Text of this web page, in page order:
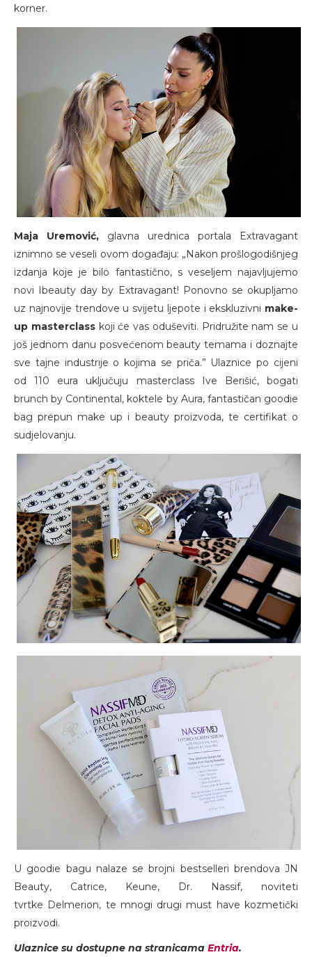
korner.
Maja Uremović, glavna urednica portala Extravagant
iznimno se veseli ovom događaju: „Nakon prošlogodišnjeg
izdanja koje je bilo fantastično, s veseljem najavljujemo
novi Ibeauty day by Extravagant! Ponovno se okupljamo
uz najnovije trendove u svijetu ljepote i ekskluzivni make-
up masterclasskoji će vas oduševiti. Pridružite nam se u
još jednom danu posvećenom beauty temama i doznajte
sve tajne industrije o kojima se priča.” Ulaznice po cijeni
od 110 eura uključuju masterclass Ive Berišić, bogati
brunch by Continental, koktele by Aura, fantastičan goodie
bag prepun make up i beauty proizvoda, te certifikat o
sudjelovanju.
U goodie bagu nalaze se brojni bestselleri brendova JN
Beauty, Catrice, Keune, Dr. Nassif, noviteti
tvrtke Delmerion, te mnogi drugi must have kozmetički
proizvodi.
Ulaznice su dostupne na stranicama Entria.